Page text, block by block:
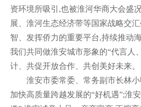
资环境所吸引,也被淮河华商大会盛
展、淮河生态经济带等国家战略交
智、发挥侨力的重要平台,持续推动
我们共同做淮安城市形象的“代言人
计、共促开放合作、共创美好未来。
淮安市委常委、常务副市长林
加快高质量跨越发展的“好机遇”;淮